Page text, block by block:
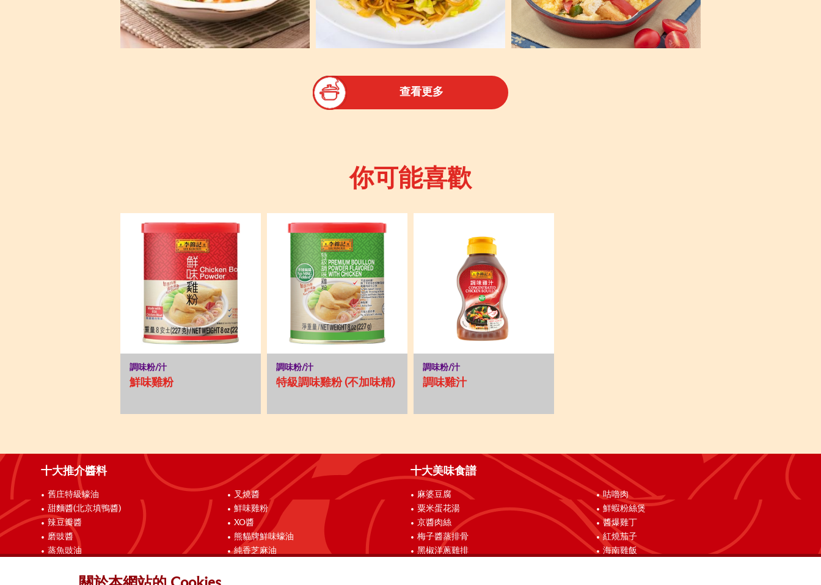
查看更多
你可能喜歡
調味粉/汁
鮮味雞粉
調味粉/汁
特級調味雞粉 (不加味精)
調味粉/汁
調味雞汁
十大推介醬料
舊庄特級蠔油
甜麵醬(北京填鴨醬)
辣豆瓣醬
磨豉醬
蒸魚豉油
叉燒醬
鮮味雞粉
XO醬
熊貓牌鮮味蠔油
純香芝麻油
十大美味食譜
麻婆豆腐
粟米蛋花湯
京醬肉絲
梅子醬蒸排骨
黑椒洋蔥雞排
咕嚕肉
鮮蝦粉絲煲
醬爆雞丁
紅燒茄子
海南雞飯
聯絡我們